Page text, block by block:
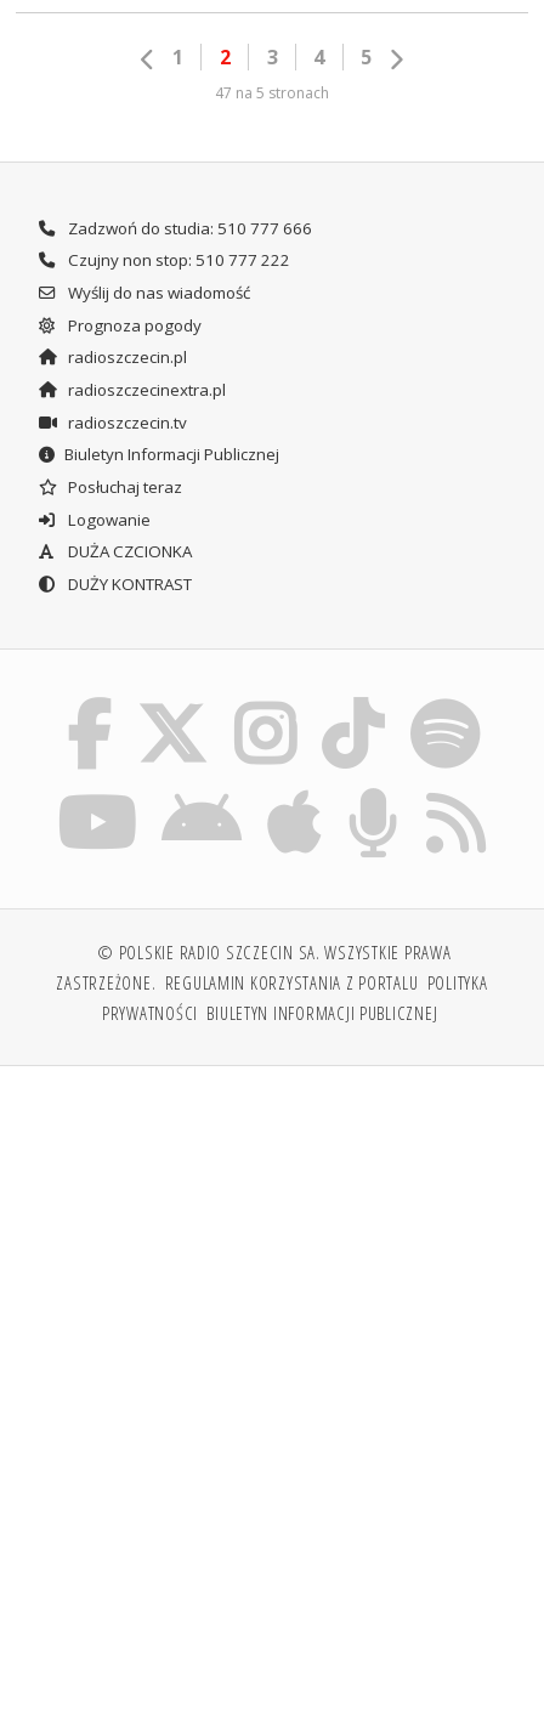
1 2 3 4 5
47 na 5 stronach
Zadzwoń do studia: 510 777 666
Czujny non stop: 510 777 222
Wyślij do nas wiadomość
Prognoza pogody
radioszczecin.pl
radioszczecinextra.pl
radioszczecin.tv
Biuletyn Informacji Publicznej
Posłuchaj teraz
Logowanie
DUŻA CZCIONKA
DUŻY KONTRAST
© POLSKIE RADIO SZCZECIN SA. WSZYSTKIE PRAWA
ZASTRZEŻONE. REGULAMIN KORZYSTANIA Z PORTALU POLITYKA
PRYWATNOŚCI BIULETYN INFORMACJI PUBLICZNEJ